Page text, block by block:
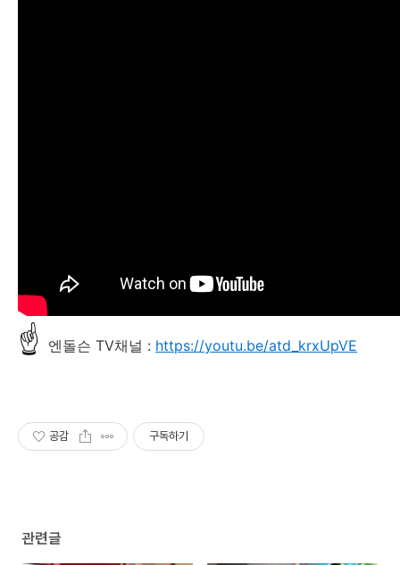
☝ 엔돌슨 TV채널 : https://youtu.be/atd_krxUpVE
공감 구독하기
관련글